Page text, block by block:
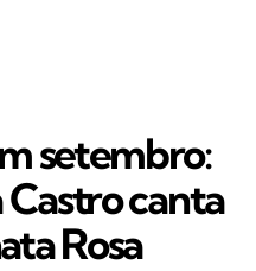
setembro:
canta
Rosa